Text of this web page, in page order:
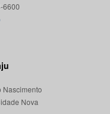
Nascimento
Nova